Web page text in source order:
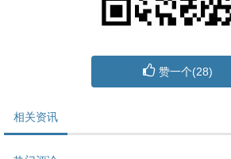
赞一个(28)
相关资讯